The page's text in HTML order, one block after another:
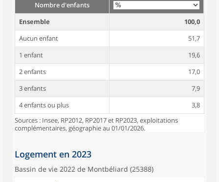
Nombre d'enfants
Ensemble
100,0
Aucun enfant
51,7
1 enfant
19,6
2 enfants
17,0
3 enfants
7,9
4 enfants ou plus
3,8
Sources : Insee, RP2012, RP2017 et RP2023, exploitations
complémentaires, géographie au 01/01/2026.
Logement en 2023
Bassin de vie 2022 de Montbéliard (25388)